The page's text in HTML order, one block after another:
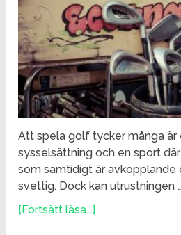
Att spela golf tycker många är
sysselsättning och en sport
som samtidigt är avkopplande
svettig. Dock kan utrustningen
[Fortsätt läsa...]